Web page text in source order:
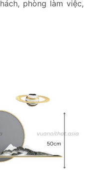
phòng làm việc,